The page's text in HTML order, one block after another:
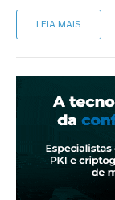
LEIA MAIS